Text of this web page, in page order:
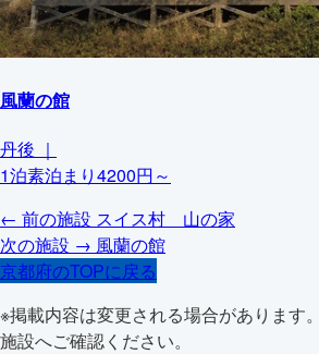
風蘭の館
丹後 ｜
1泊素泊まり4200円～
← 前の施設 スイス村 山の家
次の施設 → 風蘭の館
京都府のTOPに戻る
※掲載内容は変更される場合があります
施設へご確認ください。